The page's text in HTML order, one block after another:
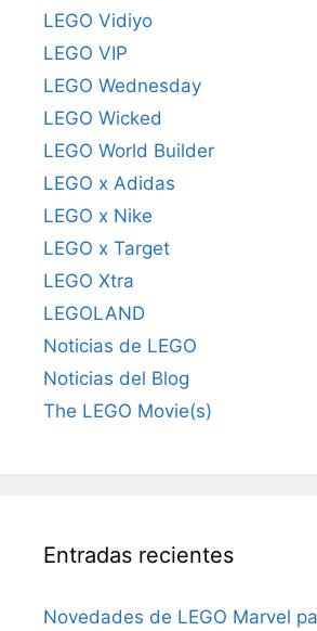
LEGO Vidiyo
LEGO VIP
LEGO Wednesday
LEGO Wicked
LEGO World Builder
LEGO x Adidas
LEGO x Nike
LEGO x Target
LEGO Xtra
LEGOLAND
Noticias de LEGO
Noticias del Blog
The LEGO Movie(s)
Entradas recientes
Novedades de LEGO Marvel